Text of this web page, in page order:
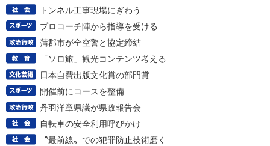
トンネル工事現場にぎわう
プロコーチ陣から指導を受ける
蒲郡市が全空警と協定締結
「ソロ旅」観光コンテンツ考える
日本自費出版文化賞の部門賞
開催前にコースを整備
丹羽洋章県議が県政報告会
自転車の安全利用呼びかけ
〝最前線〟での犯罪防止技術磨く